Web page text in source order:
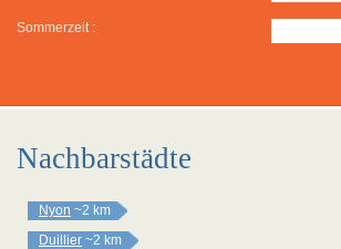
Sommerzeit :
Nachbarstädte
Nyon ~2 km
Duillier ~2 km